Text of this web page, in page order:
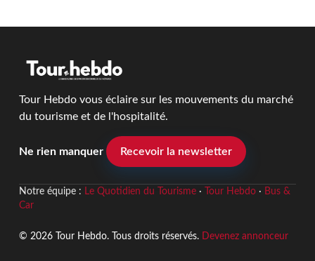
Tour Hebdo vous éclaire sur les mouvements du marché
du tourisme et de l'hospitalité.
Ne rien manquer Recevoir la newsletter
Notre équipe : Le Quotidien du Tourisme· Tour Hebdo· Bus &
Car
© 2026 Tour Hebdo. Tous droits réservés. Devenez annonceur